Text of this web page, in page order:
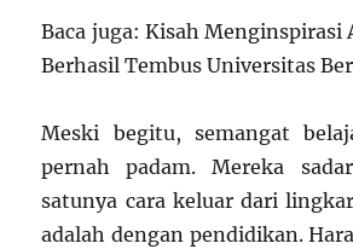
Baca juga: Kisah Menginspirasi
Berhasil Tembus Universitas
Meski begitu, semangat
pernah padam. Mereka
satunya cara keluar dari
adalah dengan pendidikan.